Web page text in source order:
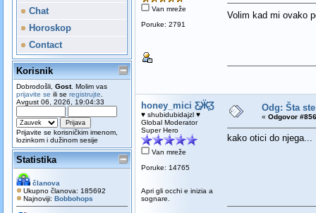
Chat
Horoskop
Contact
Korisnik
Dobrodošli, Gost. Molim vas
prijavite se ili se registrujte
Avgust 06, 2026, 19:04:33
Prijavite se korisničkim imenom,
lozinkom i dužinom sesije
Statistika
članova
Ukupno članova: 185692
Najnoviji: Bobbohops
Van mreže
Poruke: 2791
Volim kad mi ovako
honey_mici Ƹ̵̡Ӝ̵̨̄Ʒ
♥ shubidubidajzl ♥
Global Moderator
Super Hero
Van mreže
Poruke: 14765
Apri gli occhi e inizia a
sognare.
Odg: Šta
« Odgovor
kako otici do njega...